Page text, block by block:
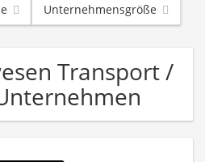
Unternehmensgröße
Transport /